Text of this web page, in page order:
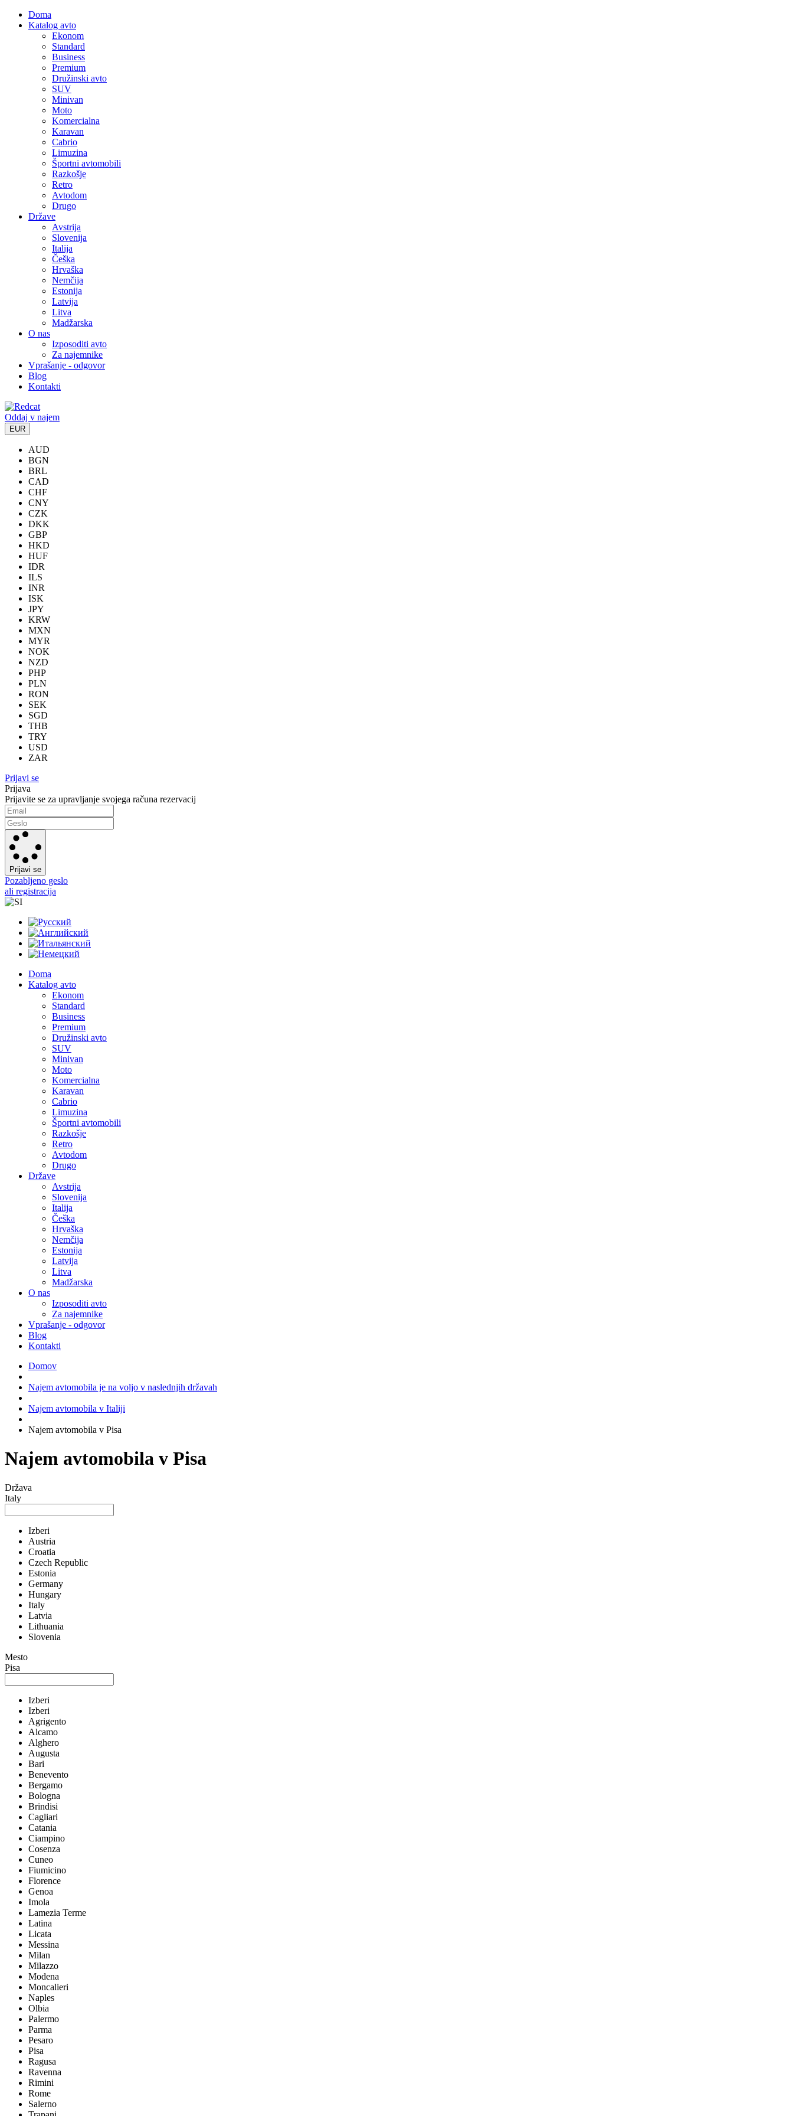
Doma
Katalog avto
Ekonom
Standard
Business
Premium
Družinski avto
SUV
Minivan
Moto
Komercialna
Karavan
Cabrio
Limuzina
Športni avtomobili
Razkošje
Retro
Avtodom
Drugo
Države
Avstrija
Slovenija
Italija
Češka
Hrvaška
Nemčija
Estonija
Latvija
Litva
Madžarska
O nas
Izposoditi avto
Za najemnike
Vprašanje - odgovor
Blog
Kontakti
Oddaj v najem
EUR
AUD
BGN
BRL
CAD
CHF
CNY
CZK
DKK
GBP
HKD
HUF
IDR
ILS
INR
ISK
JPY
KRW
MXN
MYR
NOK
NZD
PHP
PLN
RON
SEK
SGD
THB
TRY
USD
ZAR
Prijavi se
Prijava
Prijavite se za upravljanje svojega računa rezervacij
Prijavi se
Pozabljeno geslo
ali registracija
Doma
Katalog avto
Ekonom
Standard
Business
Premium
Družinski avto
SUV
Minivan
Moto
Komercialna
Karavan
Cabrio
Limuzina
Športni avtomobili
Razkošje
Retro
Avtodom
Drugo
Države
Avstrija
Slovenija
Italija
Češka
Hrvaška
Nemčija
Estonija
Latvija
Litva
Madžarska
O nas
Izposoditi avto
Za najemnike
Vprašanje - odgovor
Blog
Kontakti
Domov
Najem avtomobila je na voljo v naslednjih državah
Najem avtomobila v Italiji
Najem avtomobila v Pisa
Najem avtomobila v Pisa
Država
Italy
Izberi
Austria
Croatia
Czech Republic
Estonia
Germany
Hungary
Italy
Latvia
Lithuania
Slovenia
Mesto
Pisa
Izberi
Izberi
Agrigento
Alcamo
Alghero
Augusta
Bari
Benevento
Bergamo
Bologna
Brindisi
Cagliari
Catania
Ciampino
Cosenza
Cuneo
Fiumicino
Florence
Genoa
Imola
Lamezia Terme
Latina
Licata
Messina
Milan
Milazzo
Modena
Moncalieri
Naples
Olbia
Palermo
Parma
Pesaro
Pisa
Ragusa
Ravenna
Rimini
Rome
Salerno